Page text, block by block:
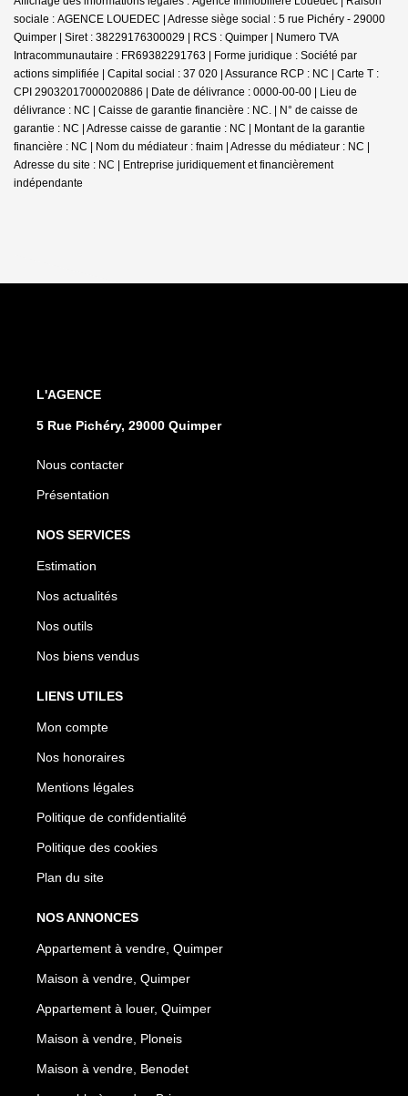
sociale : AGENCE LOUEDEC | Adresse siège social : 5 rue Pichéry - 29000
Quimper | Siret : 38229176300029 | RCS : Quimper | Numero TVA
Intracommunautaire : FR69382291763 | Forme juridique : Société par
actions simplifiée | Capital social : 37 020 | Assurance RCP : NC | Carte T :
CPI 29032017000020886 | Date de délivrance : 0000-00-00 | Lieu de
délivrance : NC | Caisse de garantie financière : NC. | N° de caisse de
garantie : NC | Adresse caisse de garantie : NC | Montant de la garantie
financière : NC | Nom du médiateur : fnaim | Adresse du médiateur : NC |
Adresse du site : NC | Entreprise juridiquement et financièrement
indépendante
L'AGENCE
5 Rue Pichéry, 29000 Quimper
Nous contacter
Présentation
NOS SERVICES
Estimation
Nos actualités
Nos outils
Nos biens vendus
LIENS UTILES
Mon compte
Nos honoraires
Mentions légales
Politique de confidentialité
Politique des cookies
Plan du site
NOS ANNONCES
Appartement à vendre, Quimper
Maison à vendre, Quimper
Appartement à louer, Quimper
Maison à vendre, Ploneis
Maison à vendre, Benodet